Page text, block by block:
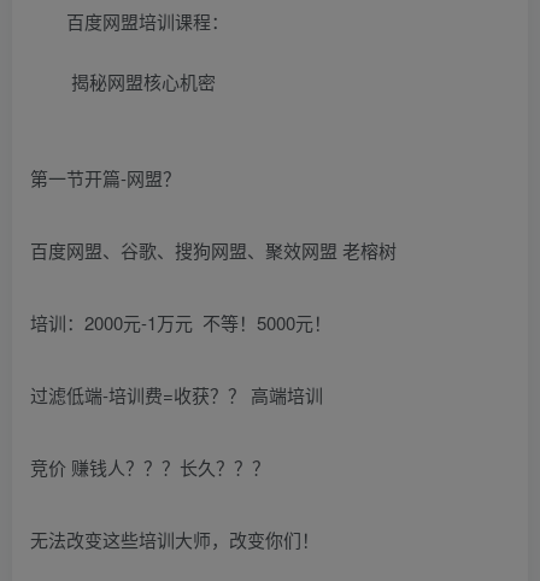
百度网盟培训课程：
揭秘网盟核心机密
第一节开篇-网盟？
百度网盟、谷歌、搜狗网盟、聚效网盟 老榕树
培训：2000元-1万元 不等！5000元！
过滤低端-培训费=收获？？ 高端培训
竞价 赚钱人？？？长久？？？
无法改变这些培训大师，改变你们！